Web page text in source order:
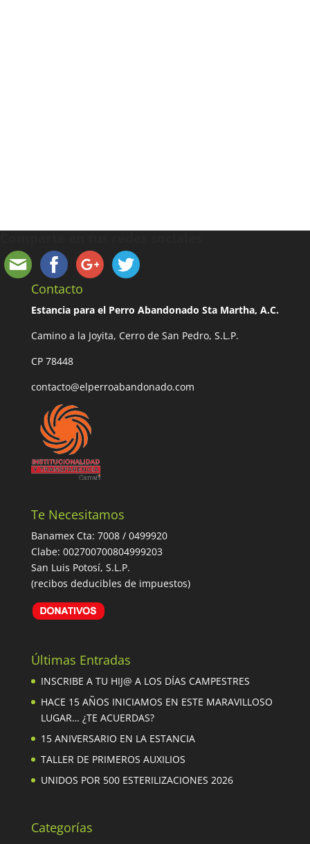
Contacto
Estancia para el Perro Abandonado Sta Martha, A.C.
Camino a la Joyita, Cerro de San Pedro, S.L.P.
CP 78448
contacto@elperroabandonado.com
Te Necesitamos
Banamex Cta: 7008 / 0499920
Clabe: 002700700804999203
San Luis Potosí, S.L.P.
(recibos deducibles de impuestos)
Últimas Entradas
INSCRIBE A TU HIJ@ A LOS DÍAS CAMPESTRES
HACE 15 AÑOS INICIAMOS EN ESTE MARAVILLOSO
LUGAR… ¿TE ACUERDAS?
15 ANIVERSARIO EN LA ESTANCIA
TALLER DE PRIMEROS AUXILIOS
UNIDOS POR 500 ESTERILIZACIONES 2026
Categorías